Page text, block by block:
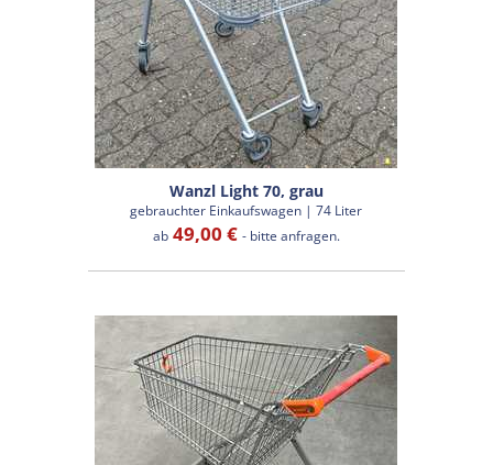
Wanzl Light 70, grau
gebrauchter Einkaufswagen | 74 Liter
ab49,00 € - bitte anfragen.